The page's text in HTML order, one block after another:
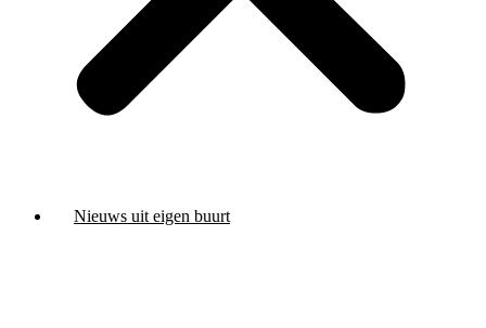
Nieuws uit eigen buurt